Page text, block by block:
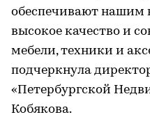
обеспечивают нашим
высокое качество и
мебели, техники и
подчеркнула
«Петербургской
Кобякова.